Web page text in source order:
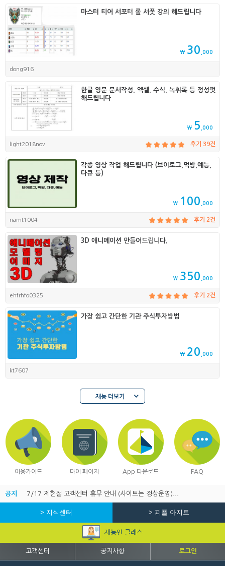
마스터 티어 서포터 롤 서폿 강의 해드립니다
₩ 30 ,000
dong916
한글 영문 문서작성, 엑셀, 수식, 녹취록 등 정성껏
해드립니다
₩ 5 ,000
light2018nov 후기 39건
각종 영상 작업 해드립니다 (브이로그,먹방,예능,
다큐 등)
₩ 100 ,000
namt1004 후기 2건
3D 애니메이션 만들어드립니다.
₩ 350 ,000
ehfrhfo0325 후기 2건
가장 쉽고 간단한 기관 주식투자방법
₩ 20 ,000
kt7607
재능 더보기
이용가이드 마이 페이지 App 다운로드 FAQ
공지 7/17 제헌절 고객센터 휴무 안내 (사이트는 정상운영)...
> 지식센터 > 피플 아지트
재능인 클래스
고객센터 공지사항 로그인